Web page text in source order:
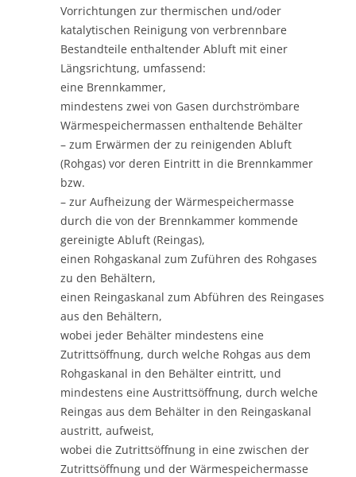
Vorrichtungen zur thermischen und/oder
katalytischen Reinigung von verbrennbare
Bestandteile enthaltender Abluft mit einer
Längsrichtung, umfassend:
eine Brennkammer,
mindestens zwei von Gasen durchströmbare
Wärmespeichermassen enthaltende Behälter
– zum Erwärmen der zu reinigenden Abluft
(Rohgas) vor deren Eintritt in die Brennkammer
bzw.
– zur Aufheizung der Wärmespeichermasse
durch die von der Brennkammer kommende
gereinigte Abluft (Reingas),
einen Rohgaskanal zum Zuführen des Rohgases
zu den Behältern,
einen Reingaskanal zum Abführen des Reingases
aus den Behältern,
wobei jeder Behälter mindestens eine
Zutrittsöffnung, durch welche Rohgas aus dem
Rohgaskanal in den Behälter eintritt, und
mindestens eine Austrittsöffnung, durch welche
Reingas aus dem Behälter in den Reingaskanal
austritt, aufweist,
wobei die Zutrittsöffnung in eine zwischen der
Zutrittsöffnung und der Wärmespeichermasse